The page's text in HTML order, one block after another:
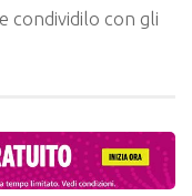
condividilo con gli